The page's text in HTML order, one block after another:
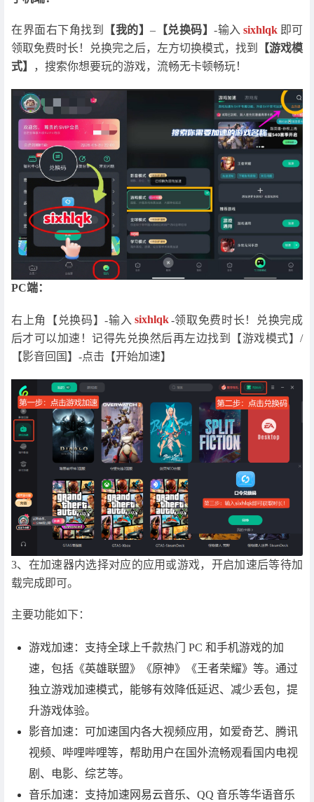
在界面右下角找到 【我的】– 【兑换码】-输入 sixhlqk 即可
领取免费时长！兑换完之后，左方切换模式，找到
【游戏模
式】
，搜索你想要玩的游戏，流畅无卡顿畅玩！
PC端：
右上角【兑换码】-输入 sixhlqk -领取免费时长！兑换完成
后才可以加速！记得先兑换然后再左边找到【游戏模式】/
【影音回国】-点击【开始加速】
3、在加速器内选择对应的应用或游戏，开启加速后等待加
载完成即可。
主要功能如下：
游戏加速：支持全球上千款热门 PC 和手机游戏的加
速，包括《英雄联盟》《原神》《王者荣耀》等。通过
独立游戏加速模式，能够有效降低延迟、减少丢包，提
升游戏体验。
影音加速：可加速国内各大视频应用，如爱奇艺、腾讯
视频、哔哩哔哩等，帮助用户在国外流畅观看国内电视
剧、电影、综艺等。
音乐加速：支持加速网易云音乐、QQ 音乐等华语音乐